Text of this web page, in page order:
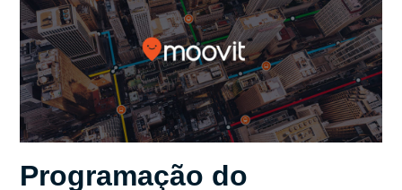
Programação do